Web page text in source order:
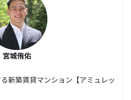
宮城侑佑
新築賃貸マンション【アミュレッ